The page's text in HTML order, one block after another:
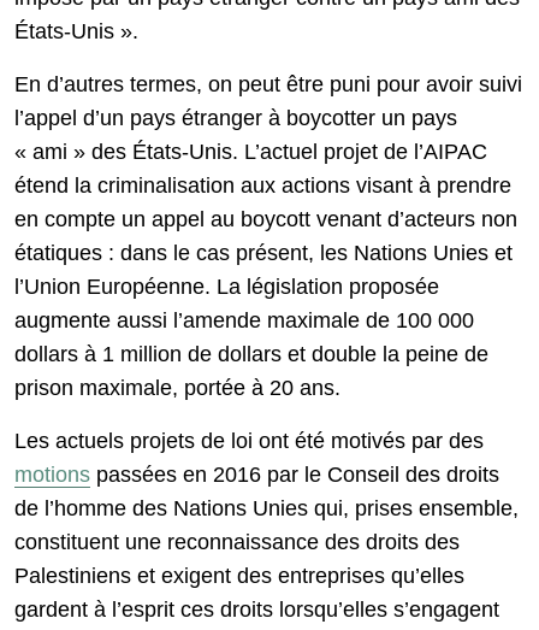
États-Unis ».
En d’autres termes, on peut être puni pour avoir suivi
l’appel d’un pays étranger à boycotter un pays
« ami » des États-Unis. L’actuel projet de l’AIPAC
étend la criminalisation aux actions visant à prendre
en compte un appel au boycott venant d’acteurs non
étatiques : dans le cas présent, les Nations Unies et
l’Union Européenne. La législation proposée
augmente aussi l’amende maximale de 100 000
dollars à 1 million de dollars et double la peine de
prison maximale, portée à 20 ans.
Les actuels projets de loi ont été motivés par des
motions passées en 2016 par le Conseil des droits
de l’homme des Nations Unies qui, prises ensemble,
constituent une reconnaissance des droits des
Palestiniens et exigent des entreprises qu’elles
gardent à l’esprit ces droits lorsqu’elles s’engagent